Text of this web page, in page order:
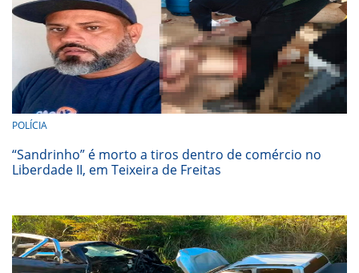
POLÍCIA
“Sandrinho” é morto a tiros dentro de comércio no
Liberdade II, em Teixeira de Freitas